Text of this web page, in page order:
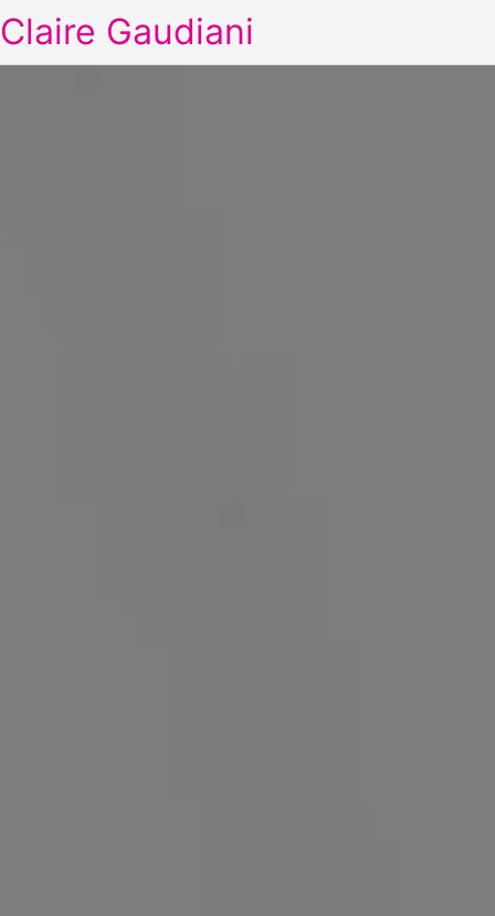
Claire Gaudiani